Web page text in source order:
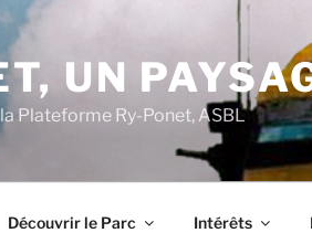
UN
Plateforme Ry-Ponet, ASBL
Découvrir le Parc Intérêts